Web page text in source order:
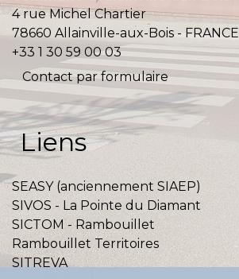
4 rue Michel Chartier
78660 Allainville-aux-Bois - FRANCE
+33 1 30 59 00 03
Contact par formulaire
Liens
SEASY (anciennement SIAEP)
SIVOS - La Pointe du Diamant
SICTOM - Rambouillet
Rambouillet Territoires
SITREVA